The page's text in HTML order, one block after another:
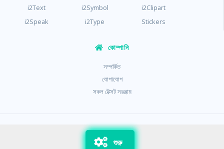
শুরু
i2Text
i2Symbol
i2Clipart
i2Speak
i2Type Stickers
কোম্পানি
সম্পর্কিত
যোগাযোগ
সকল টেক্সট সরঞ্জাম
গোপনীয়তা / শর্তাবলী / কুকিজ
Copyright © i2Text 2023-2026,Sciweavers LLC